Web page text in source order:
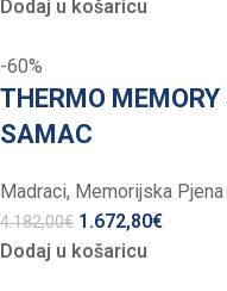
Dodaj u košaricu
-60%
THERMO
SAMAC
Madraci, Memorijska Pjena
4.182,00€ 1.672,80€
Dodaj u košaricu